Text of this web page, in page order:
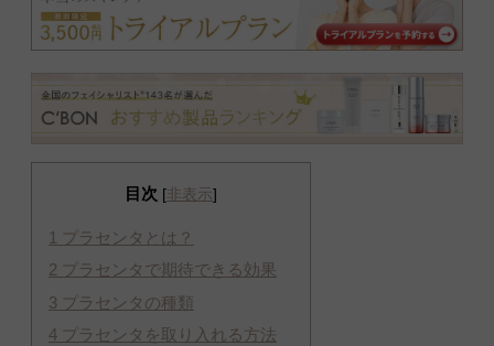
目次 [非表示]
1
プラセンタとは？
2 プラセンタで期待できる効果
3 プラセンタの種類
4 プラセンタを取り入れる方法